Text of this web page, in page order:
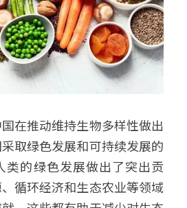
在推动维持生物多样性做出
取绿色发展和可持续发展的
类的绿色发展做出了突出贡
循环经济和生态农业等领域